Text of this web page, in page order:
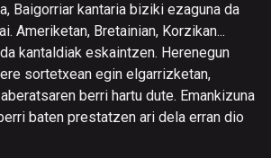
Baigorriar kantaria biziki ezaguna da
Ameriketan, Bretainian, Korzikan...
kantaldiak eskaintzen. Herenegun
sortetxean egin elgarrizketan,
berri hartu dute. Emankizuna
baten prestatzen ari dela erran dio